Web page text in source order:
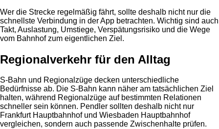
Wer die Strecke regelmäßig fährt, sollte deshalb nicht nur die
schnellste Verbindung in der App betrachten. Wichtig sind auch
Takt, Auslastung, Umstiege, Verspätungsrisiko und die Wege
vom Bahnhof zum eigentlichen Ziel.
Regionalverkehr für den Alltag
S-Bahn und Regionalzüge decken unterschiedliche
Bedürfnisse ab. Die S-Bahn kann näher am tatsächlichen Ziel
halten, während Regionalzüge auf bestimmten Relationen
schneller sein können. Pendler sollten deshalb nicht nur
Frankfurt Hauptbahnhof und Wiesbaden Hauptbahnhof
vergleichen, sondern auch passende Zwischenhalte prüfen.